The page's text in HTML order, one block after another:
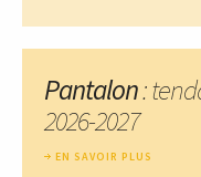
Pantalon:
2026-2027
EN SAVOIR PLUS